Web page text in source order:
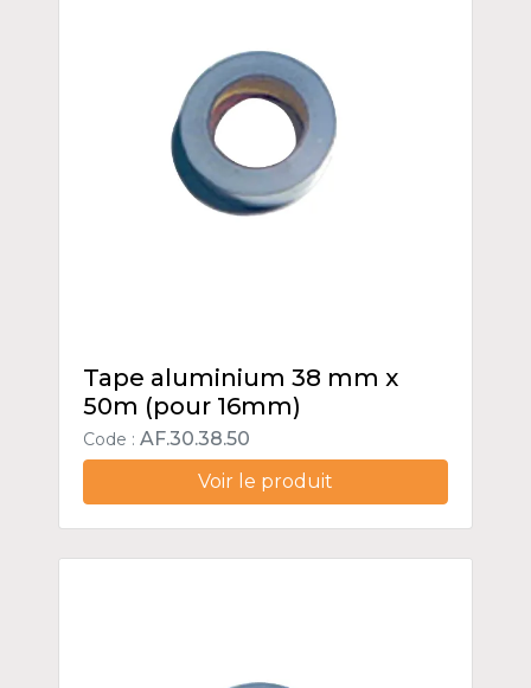
Tape aluminium 38 mm x
50m (pour 16mm)
Code : AF.30.38.50
Voir le produit